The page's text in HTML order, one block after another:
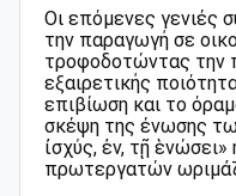
Οι επόμενες γενιές
την παραγωγή σε
τροφοδοτώντας την
εξαιρετικής
επιβίωση και το
σκέψη της ένωσης
ἰσχύς, ἐν, τῇ
πρωτεργατών